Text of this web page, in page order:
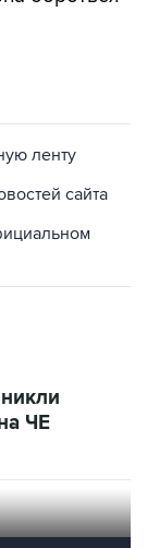
на ЧМ
ленту
ЧЕ